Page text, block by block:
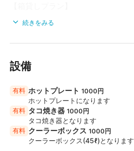
てご確認下さい
土日祝＝￥25,000
月～木・日・祝＝￥30,000
金・土・祝前日＝￥36,000
▶19:30～23:30 プラン(4時間利用)
月～木＝￥25,000
金・日・祝＝￥30,000
続きをみる
設備
有料 ホットプレート 1000円
ホットプレートになります
有料 タコ焼き器 1000円
タコ焼き器となります
有料 クーラーボックス 1000円
クーラーボックス(45ℓ)となります